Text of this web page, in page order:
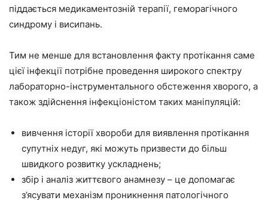
піддається медикаментозній терапії, геморагічного
синдрому і висипань.
Тим не менше для встановлення факту протікання саме
цієї інфекції потрібне проведення широкого спектру
лабораторно-інструментального обстеження хворого, а
також здійснення інфекціоністом таких маніпуляцій:
вивчення історії хвороби для виявлення протікання
супутніх недуг, які можуть призвести до більш
швидкого розвитку ускладнень;
збір і аналіз життєвого анамнезу – це допомагає
з’ясувати механізм проникнення патологічного